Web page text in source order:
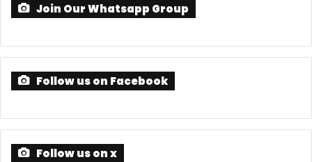
Join Our Whatsapp Group
Follow us on Facebook
Follow us on x